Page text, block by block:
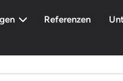
Referenzen